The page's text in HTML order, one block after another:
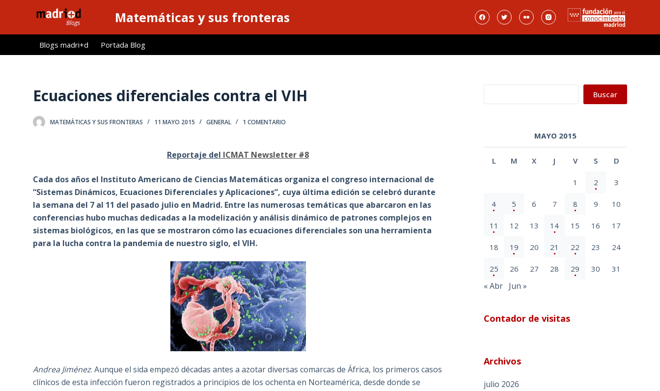
l
Matemáticas y sus fronteras
Blogs madri+d Portada Blog
Ecuaciones diferenciales contra el VIH
MATEMÁTICAS Y SUS FRONTERAS 11 MAYO 2015 GENERAL 1 COMENTARIO
Reportaje del ICMAT Newsletter #8
Cada dos años el Instituto Americano de Ciencias Matemáticas organiza el congreso internacional de
“Sistemas Dinámicos, Ecuaciones Diferenciales y Aplicaciones”, cuya última edición se celebró durante
la semana del 7 al 11 del pasado julio en Madrid. Entre las numerosas temáticas que abarcaron en las
conferencias hubo muchas dedicadas a la modelización y análisis dinámico de patrones complejos en
sistemas biológicos, en las que se mostraron cómo las ecuaciones diferenciales son una herramienta
para la lucha contra la pandemia de nuestro siglo, el VIH.
Andrea Jiménez. Aunque el sida empezó décadas antes a azotar diversas comarcas de África, los primeros casos
clínicos de esta infección fueron registrados a principios de los ochenta en Norteamérica, desde donde se
Buscar
MAYO 2015
L M X J V S D
1 2 3
4 5 6 7 8 9 10
11 12 13 14 15 16 17
18 19 20 21 22 23 24
25 26 27 28 29 30 31
« Abr Jun »
Contador de visitas
Archivos
julio 2026